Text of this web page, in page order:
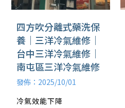
四方吹分離式藥洗保
養｜三洋冷氣維修｜
台中三洋冷氣維修｜
南屯區三洋冷氣維修
發佈：2025/10/01
冷氣效能下降